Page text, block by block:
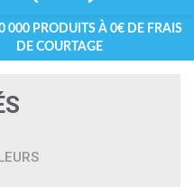
000 PRODUITS À 0€ DE FRAIS
DE COURTAGE